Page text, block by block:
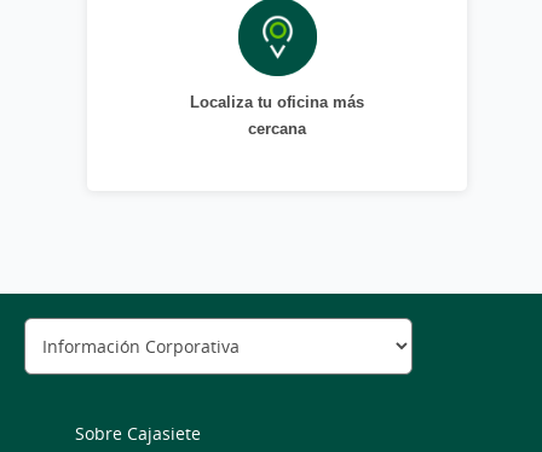
Localiza tu oficina más
cercana
Sobre Cajasiete